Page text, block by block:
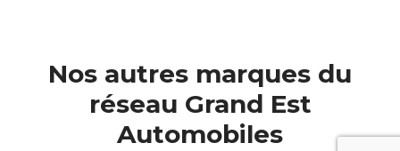
Nos autres marques du
réseau Grand Est
Automobiles